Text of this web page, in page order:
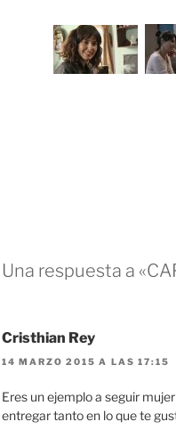
Una respuesta a
Cristhian Rey
14 MARZO 2015 A LAS 17:15
Eres un ejemplo a seguir
entregar tanto en lo que te